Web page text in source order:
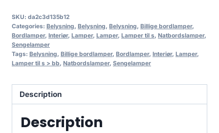
SKU: da2c3d135b12
Categories: Belysning, Belysning, Belysning, Billige bordlamper,
Bordlamper, Interiør, Lamper, Lamper, Lamper til s, Natbordslamper,
Sengelamper
Tags: Belysning, Billige bordlamper, Bordlamper, Interiør, Lamper,
Lamper til s > bb, Natbordslamper, Sengelamper
Description
Description